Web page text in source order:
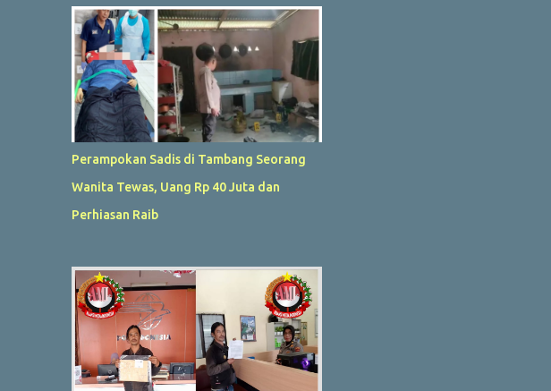
Perampokan Sadis di Tambang Seorang
Wanita Tewas, Uang Rp 40 Juta dan
Perhiasan Raib